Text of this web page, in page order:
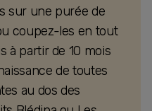
sur une purée de
coupez-les en tout
à partir de 10 mois
de toutes
au dos des